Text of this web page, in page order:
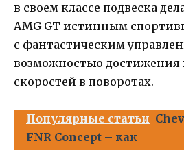
в своем классе подвеска
AMG GT истинным
с фантастическим
возможностью достижения
скоростей в поворотах.
Популярные статьи
FNR Concept – как